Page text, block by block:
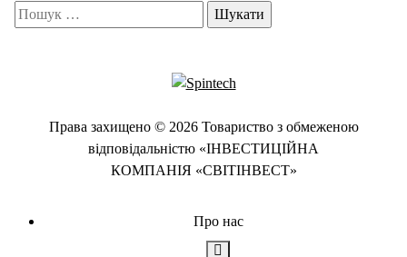
Пошук:
Права захищено © 2026 Товариство з обмеженою
відповідальністю «ІНВЕСТИЦІЙНА
КОМПАНІЯ «СВІТІНВЕСТ»
Про нас